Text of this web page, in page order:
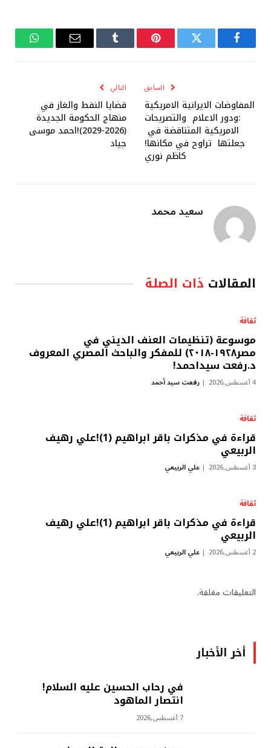
فيسبوك تويتر بينتيريستTumblr
البريد
واتساب
السابق
المفاوضات الايرانية الامريكية
:ودور الاعلام والتصريحات
الامريكية المتناقضة في
جعلتها تراوح في مكانها!
كاظم نوري
التالي
قضايا النفط والغاز في
منهاج الحكومة الجديدة
(2026-2029)!احمد موسى
جياد
سعيد محمد
المقالات ذات الصلة
ثقافة
موسوعة (تنظيمات العنف الديني في
مصر١٩٢٨-٢٠١٨) للمفكر والباحث المصري المعروف
د.رفعت سيداحمد!
4 أغسطس,2026 رفعت سيد أحمد
ثقافة
قراءة في مذكرات باقر ابراهيم (1)!علي رهيف
الربيعي
3 أغسطس,2026 علي الربيعي
ثقافة
قراءة في مذكرات باقر ابراهيم (1)!علي رهيف
الربيعي
2 أغسطس,2026 علي الربيعي
التعليقات مغلقة.
أخر الأخبار
في رحاب الحسين عليه السلام!
انتصار الماهود
7 أغسطس,2026